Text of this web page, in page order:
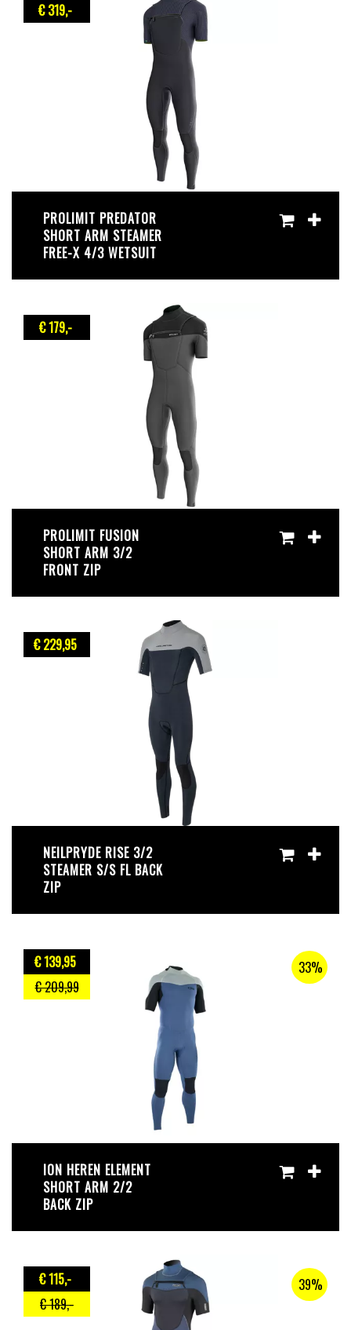
€ 319,-
PROLIMIT PREDATOR
SHORT ARM STEAMER
FREE-X 4/3 WETSUIT
€ 179,-
PROLIMIT FUSION
SHORT ARM 3/2
FRONT ZIP
€ 229,95
NEILPRYDE RISE 3/2
STEAMER S/S FL BACK
ZIP
€ 139,95
€ 209,99
33%
ION HEREN ELEMENT
SHORT ARM 2/2
BACK ZIP
€ 115,-
€ 189,-
39%